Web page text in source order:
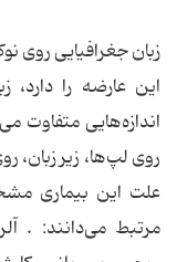
زبان جغرافیایی روی
این عارضه را
اندازه‌هایی متفاوت
روی لپ‌ها، زیر
علت این بیماری
مرتبط می‌دانند: .